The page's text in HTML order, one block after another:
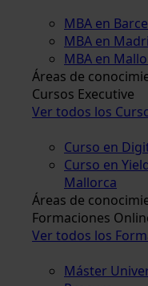
MBA en
MBA en
MBA en
Áreas de
Cursos Executive
Ver todos los
Curso en
Curso en
Mallorca
Áreas de
Formaciones
Ver todos los
Máster